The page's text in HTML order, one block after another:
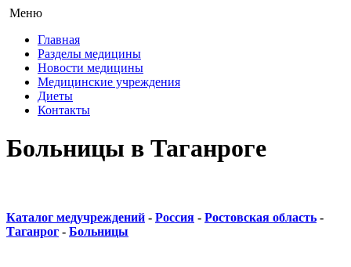
Меню
Главная
Разделы медицины
Новости медицины
Медицинские учреждения
Диеты
Контакты
Больницы в Таганроге
Каталог медучреждений - Россия - Ростовская область -
Таганрог - Больницы